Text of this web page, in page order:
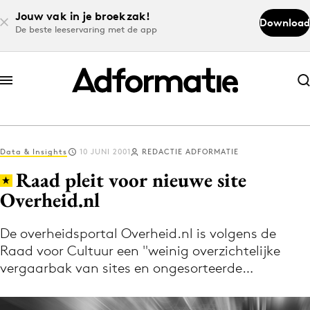
Jouw vak in je broekzak!
De beste leeservaring met de app
Download
Abonneer nu
Abonneer nu
Log in
Volg het laatste nieuws via de Adformatie
Nieuws app
Data & Insights 10 JUNI 2001 REDACTIE ADFORMATIE
Raad pleit voor nieuwe site
Overheid.nl
De overheidsportal Overheid.nl is volgens de
Raad voor Cultuur een "weinig overzichtelijke
vergaarbak van sites en ongesorteerde…